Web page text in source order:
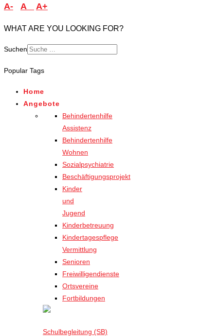
A- A A+
WHAT ARE YOU LOOKING FOR?
Suchen
for results.
Popular Tags
Home
Angebote
Behindertenhilfe
Assistenz
Behindertenhilfe
Wohnen
Sozialpsychiatrie
Beschäftigungsprojekt
Kinder
und
Jugend
Kinderbetreuung
Kindertagespflege
Vermittlung
Senioren
Freiwilligendienste
Ortsvereine
Fortbildungen
Schulbegleitung (SB)